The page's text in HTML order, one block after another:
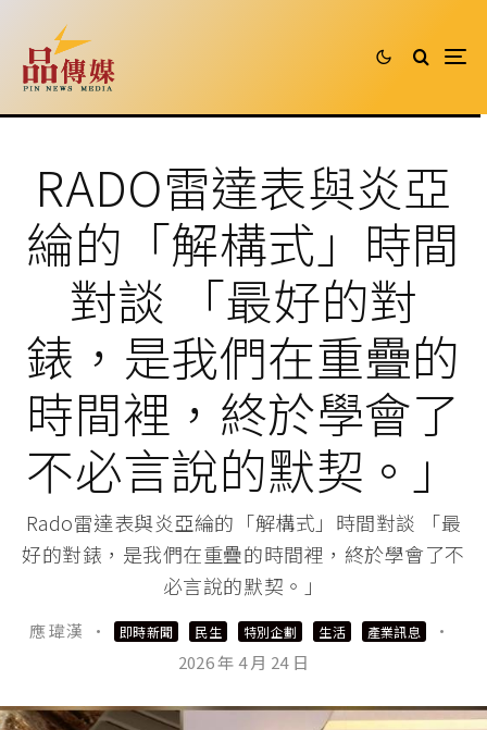
RADO雷達表與炎亞
綸的「解構式」時間
對談 「最好的對
錶，是我們在重疊的
時間裡，終於學會了
不必言說的默契。」
Rado雷達表與炎亞綸的「解構式」時間對談 「最
好的對錶，是我們在重疊的時間裡，終於學會了不
必言說的默契。」
應 瑋漢 · 即時新聞 民生 特別企劃 生活 產業訊息
·
2026 年 4 月 24 日